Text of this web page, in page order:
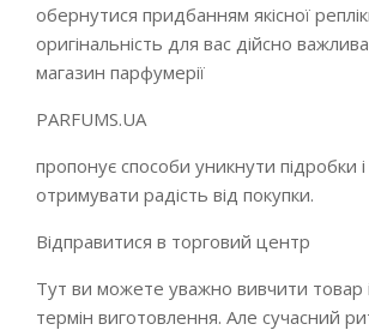
обернутися придбанням якісної
оригінальність для вас дійсно
магазин парфумерії
PARFUMS.UA
пропонує способи уникнути підробки
отримувати радість від покупки.
Відправитися в торговий центр
Тут ви можете уважно вивчити товар
термін виготовлення. Але сучасний